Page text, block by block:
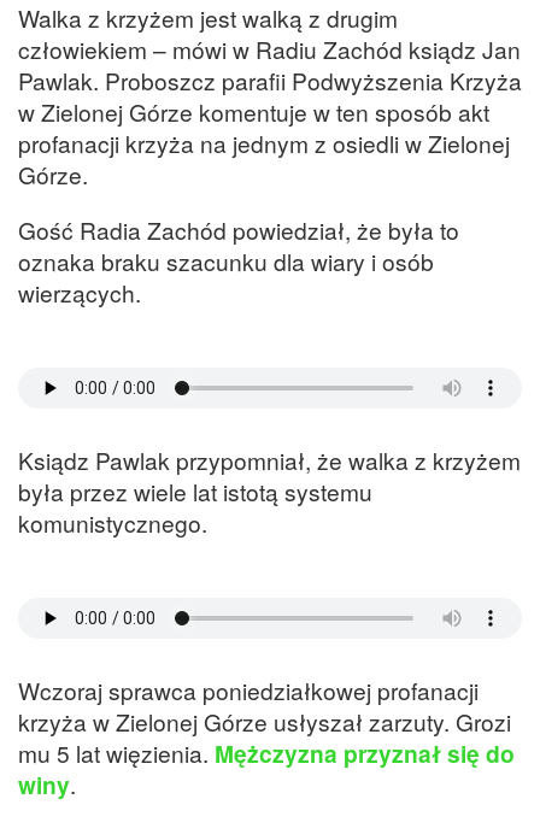
Walka z krzyżem jest walką z drugim
człowiekiem – mówi w Radiu Zachód ksiądz Jan
Pawlak. Proboszcz parafii Podwyższenia Krzyża
w Zielonej Górze komentuje w ten sposób akt
profanacji krzyża na jednym z osiedli w Zielonej
Górze.
Gość Radia Zachód powiedział, że była to
oznaka braku szacunku dla wiary i osób
wierzących.
Ksiądz Pawlak przypomniał, że walka z krzyżem
była przez wiele lat istotą systemu
komunistycznego.
Wczoraj sprawca poniedziałkowej profanacji
krzyża w Zielonej Górze usłyszał zarzuty. Grozi
mu 5 lat więzienia. Mężczyzna przyznał się do
winy.